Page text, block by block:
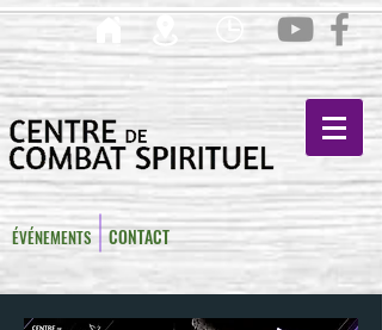
ÉVÉNEMENTS CONTACT